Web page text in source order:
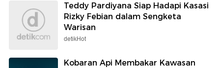
Teddy Pardiyana Siap Hadapi Kasasi
Rizky Febian dalam Sengketa
Warisan
detikHot
Kobaran Api Membakar Kawasan